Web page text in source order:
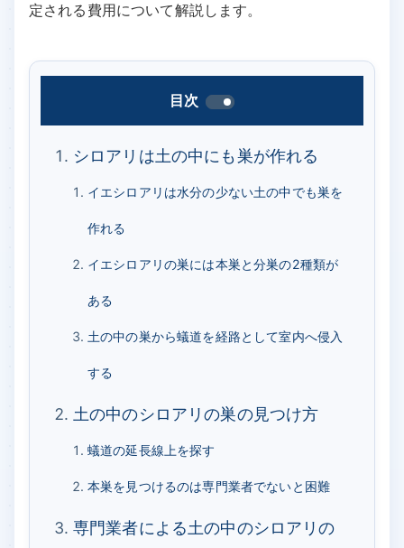
定される費用について解説します。
目次
シロアリは土の中にも巣が作れる
イエシロアリは水分の少ない土の中でも巣を
作れる
イエシロアリの巣には本巣と分巣の2種類が
ある
土の中の巣から蟻道を経路として室内へ侵入
する
土の中のシロアリの巣の見つけ方
蟻道の延長線上を探す
本巣を見つけるのは専門業者でないと困難
専門業者による土の中のシロアリの